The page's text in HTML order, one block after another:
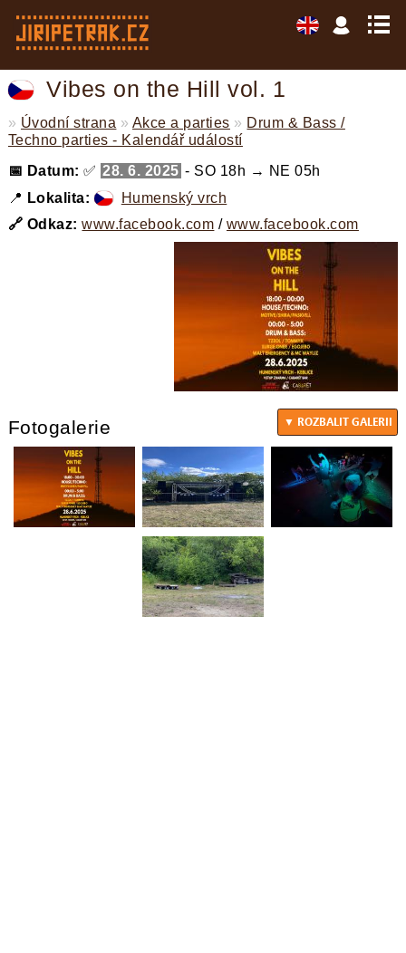
Vibes on the Hill vol. 1
» Úvodní strana » Akce a parties » Drum & Bass /
Techno parties - Kalendář událostí
📅 Datum:✅ 28. 6. 2025 - SO 18h → NE 05h
📍 Lokalita:
Humenský vrch
🔗 Odkaz: www.facebook.com / www.facebook.com
Fotogalerie